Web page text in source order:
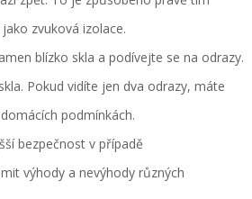
zvuková izolace.
blízko skla a podívejte se na odrazy.
Pokud vidíte jen dva odrazy, máte
podmínkách.
bezpečnost v případě
výhody a nevýhody různých